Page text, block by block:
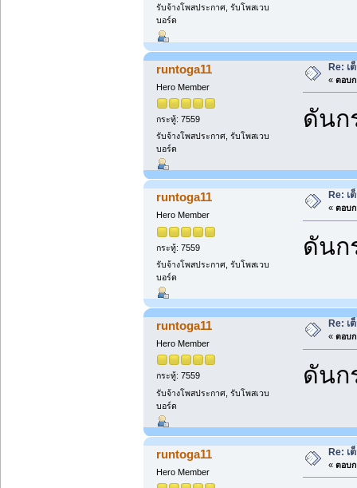
รับจ้างโพสประกาศ, รับโพสเวบ
บอร์ด
runtoga11
Hero Member
กระทู้: 7559
รับจ้างโพสประกาศ, รับโพสเวบ
บอร์ด
Re: เ
« ตอบก
ดันก
runtoga11
Hero Member
กระทู้: 7559
รับจ้างโพสประกาศ, รับโพสเวบ
บอร์ด
Re: เ
« ตอบก
ดันก
runtoga11
Hero Member
กระทู้: 7559
รับจ้างโพสประกาศ, รับโพสเวบ
บอร์ด
Re: เ
« ตอบก
ดันก
runtoga11
Hero Member
Re: เ
« ตอบก